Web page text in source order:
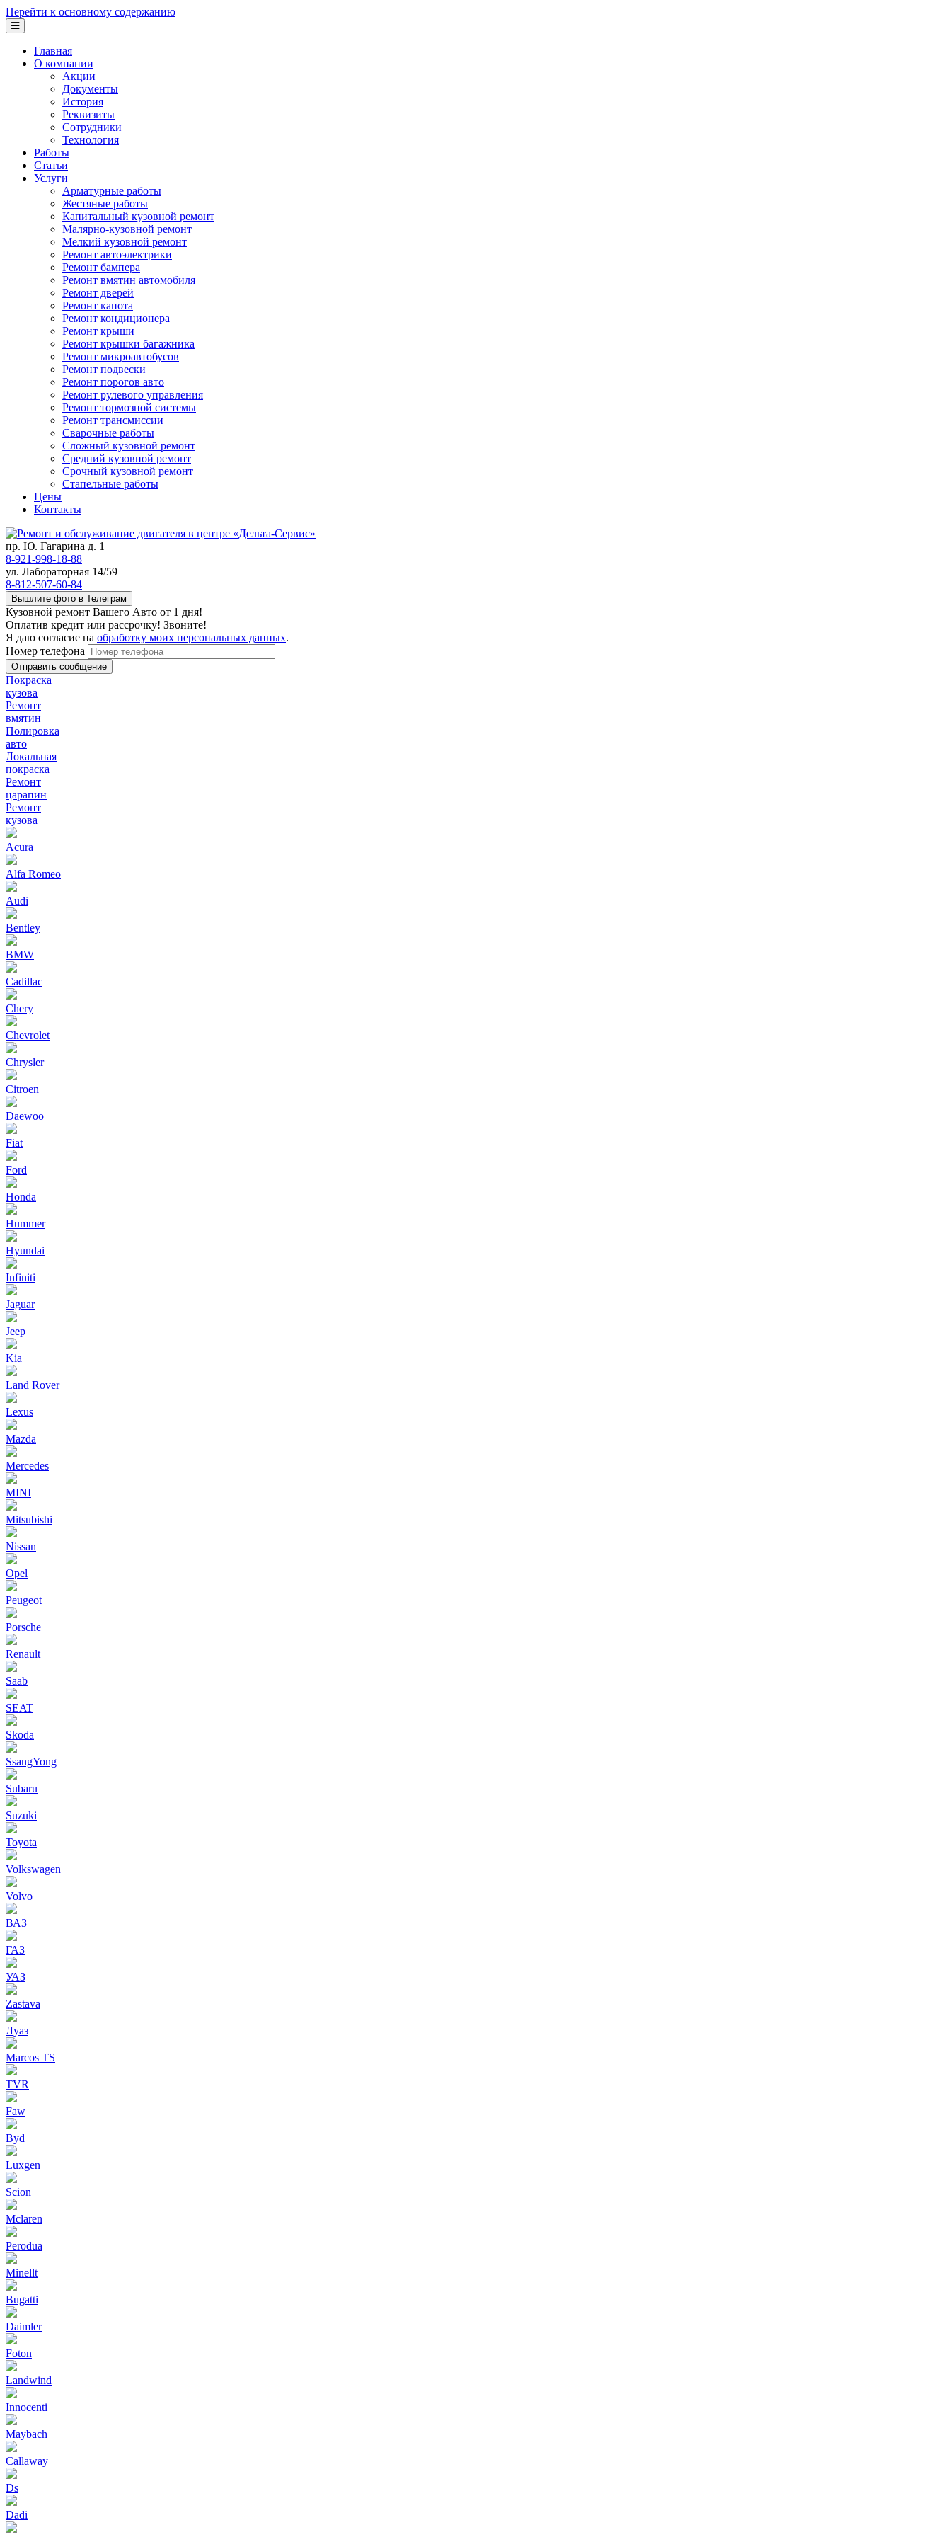
Перейти к основному содержанию
Главная
О компании
Акции
Документы
История
Реквизиты
Сотрудники
Технология
Работы
Статьи
Услуги
Арматурные работы
Жестяные работы
Капитальный кузовной ремонт
Малярно-кузовной ремонт
Мелкий кузовной ремонт
Ремонт автоэлектрики
Ремонт бампера
Ремонт вмятин автомобиля
Ремонт дверей
Ремонт капота
Ремонт кондиционера
Ремонт крыши
Ремонт крышки багажника
Ремонт микроавтобусов
Ремонт подвески
Ремонт порогов авто
Ремонт рулевого управления
Ремонт тормозной системы
Ремонт трансмиссии
Сварочные работы
Сложный кузовной ремонт
Средний кузовной ремонт
Срочный кузовной ремонт
Стапельные работы
Цены
Контакты
пр. Ю. Гагарина д. 1
8-921-998-18-88
ул. Лабораторная 14/59
8-812-507-60-84
Вышлите фото в Телеграм
Кузовной ремонт Вашего Авто от 1 дня!
Оплатив кредит или рассрочку! Звоните!
Я даю согласие на обработку моих персональных данных.
Номер телефона
Покраска
кузова
Ремонт
вмятин
Полировка
авто
Локальная
покраска
Ремонт
царапин
Ремонт
кузова
Acura
Alfa Romeo
Audi
Bentley
BMW
Cadillac
Chery
Chevrolet
Chrysler
Citroen
Daewoo
Fiat
Ford
Honda
Hummer
Hyundai
Infiniti
Jaguar
Jeep
Kia
Land Rover
Lexus
Mazda
Mercedes
MINI
Mitsubishi
Nissan
Opel
Peugeot
Porsche
Renault
Saab
SEAT
Skoda
SsangYong
Subaru
Suzuki
Toyota
Volkswagen
Volvo
ВАЗ
ГАЗ
УАЗ
Zastava
Луаз
Marcos TS
TVR
Faw
Byd
Luxgen
Scion
Mclaren
Perodua
Minellt
Bugatti
Daimler
Foton
Landwind
Innocenti
Maybach
Callaway
Ds
Dadi